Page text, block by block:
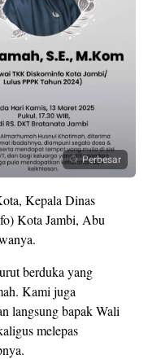
Perbesar
Kepala Dinas
Kota Jambi, Abu
berduka yang
Kami juga
langsung bapak Wali
melepas